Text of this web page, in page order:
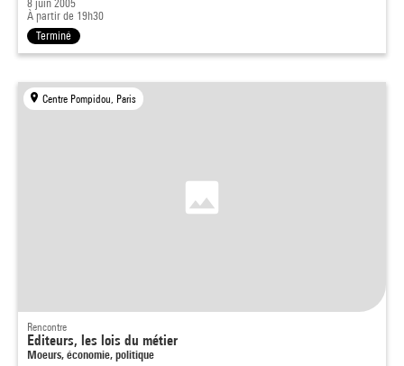
8 juin 2005
À partir de 19h30
Terminé
Centre Pompidou, Paris
Rencontre
Editeurs, les lois du métier
Moeurs, économie, politique